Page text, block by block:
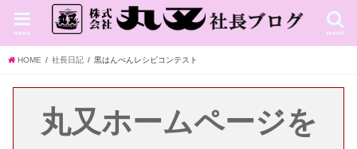
search
menu
HOME 社長日記 黒はんぺんレシピコンテスト
丸又ホームページを